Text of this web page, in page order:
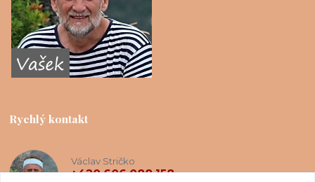
Rychlý kontakt
Václav Stričko
+420 606 088 158